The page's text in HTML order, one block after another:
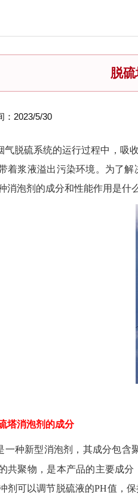
脱
：2023/5/30
气脱硫系统的运行过程中，吸
着浆液溢出污染环境。为了解
消泡剂的成分和性能作用 是什
塔消泡剂的成分
一种新型消泡剂， 其成分包含
共聚物， 是本产品的主要成分
剂可以调节脱硫液的PH值，